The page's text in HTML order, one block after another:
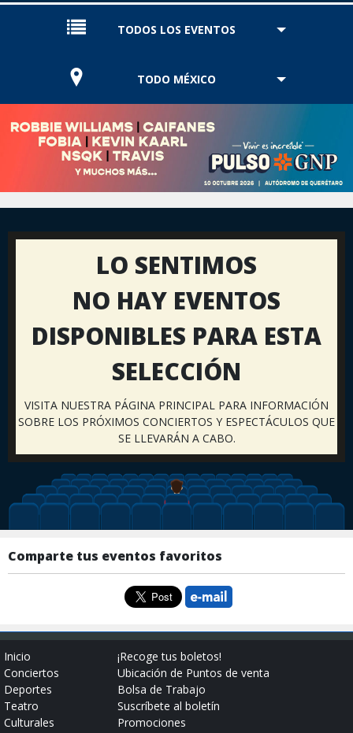
TODOS LOS EVENTOS
TODO MÉXICO
LO SENTIMOS
NO HAY EVENTOS
DISPONIBLES PARA ESTA
SELECCIÓN
VISITA NUESTRA PÁGINA PRINCIPAL PARA INFORMACIÓN
SOBRE LOS PRÓXIMOS CONCIERTOS Y ESPECTÁCULOS QUE
SE LLEVARÁN A CABO.
Comparte tus eventos favoritos
Inicio
Conciertos
Deportes
Teatro
Culturales
¡Recoge tus boletos!
Ubicación de Puntos de venta
Bolsa de Trabajo
Suscríbete al boletín
Promociones